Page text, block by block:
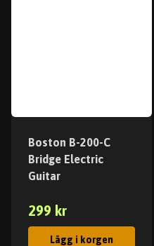
Boston B-200-C
Bridge Electric
Guitar
299 kr
Lägg i korgen